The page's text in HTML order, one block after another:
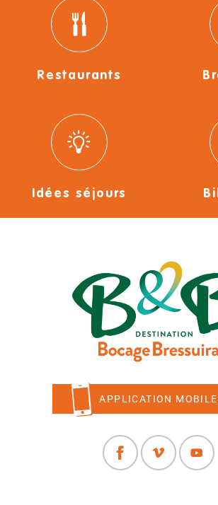
Restaurants
Idées séjours
APPLICATION MOBILE